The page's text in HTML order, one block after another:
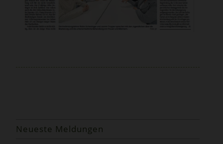
Neueste Meldungen